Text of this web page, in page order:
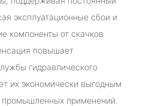
эксплуатационные сбои и
компоненты от скачков
повышает
гидравлического
их экономически выгодным
применений.